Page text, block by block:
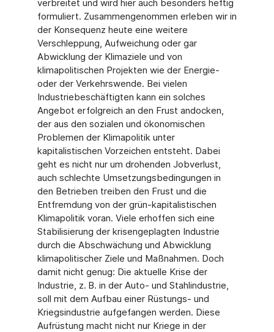
verbreitet und wird hier auch besonders heftig
formuliert. Zusammengenommen erleben wir in
der Konsequenz heute eine weitere
Verschleppung, Aufweichung oder gar
Abwicklung der Klimaziele und von
klimapolitischen Projekten wie der Energie-
oder der Verkehrswende. Bei vielen
Industriebeschäftigten kann ein solches
Angebot erfolgreich an den Frust andocken,
der aus den sozialen und ökonomischen
Problemen der Klimapolitik unter
kapitalistischen Vorzeichen entsteht. Dabei
geht es nicht nur um drohenden Jobverlust,
auch schlechte Umsetzungsbedingungen in
den Betrieben treiben den Frust und die
Entfremdung von der grün-kapitalistischen
Klimapolitik voran. Viele erhoffen sich eine
Stabilisierung der krisengeplagten Industrie
durch die Abschwächung und Abwicklung
klimapolitischer Ziele und Maßnahmen. Doch
damit nicht genug: Die aktuelle Krise der
Industrie, z. B. in der Auto- und Stahlindustrie,
soll mit dem Aufbau einer Rüstungs- und
Kriegsindustrie aufgefangen werden. Diese
Aufrüstung macht nicht nur Kriege in der